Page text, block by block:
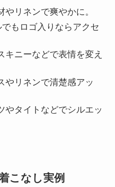
やリネンで爽やかに。
でもロゴ入りならアクセ
キニーなどで表情を変え
やリネンで清楚感アッ
やタイトなどでシルエッ
こなし実例